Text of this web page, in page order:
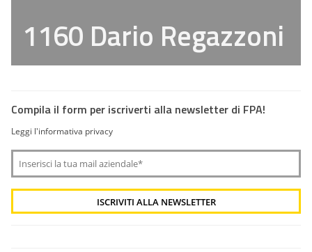
1160 Dario Regazzoni
Compila il form per iscriverti alla newsletter di FPA!
Leggi l'informativa privacy